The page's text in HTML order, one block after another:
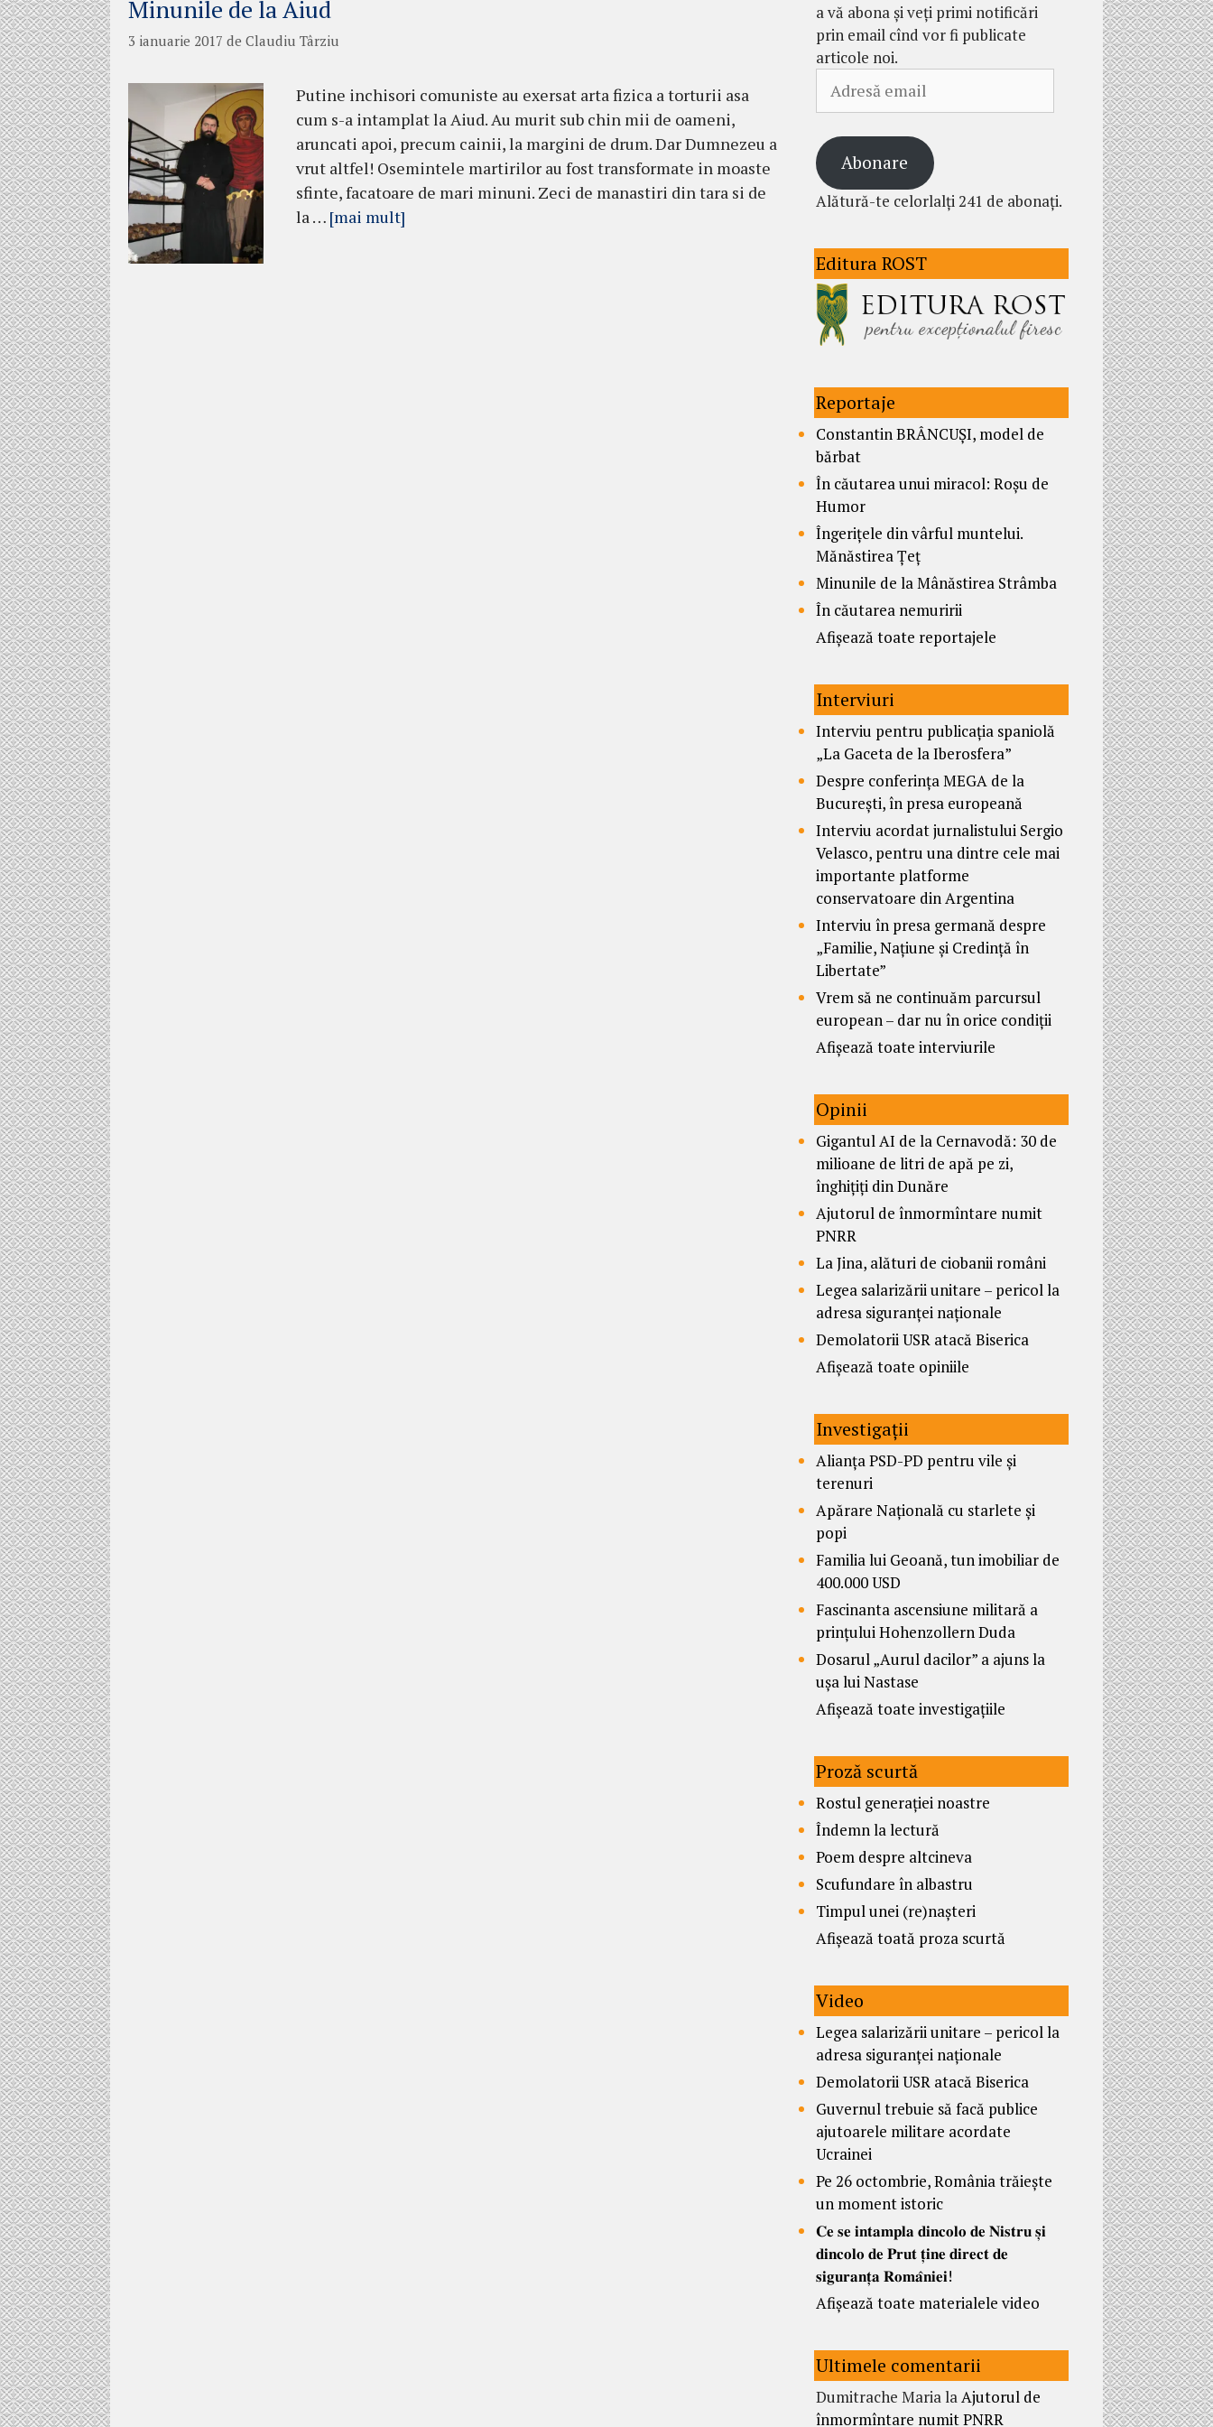
Minunile de la Aiud
3 ianuarie 2017 de Claudiu Târziu
Putine inchisori comuniste au exersat arta fizica a torturii asa
cum s-a intamplat la Aiud. Au murit sub chin mii de oameni,
aruncati apoi, precum cainii, la margini de drum. Dar Dumnezeu a
vrut altfel! Osemintele martirilor au fost transformate in moaste
sfinte, facatoare de mari minuni. Zeci de manastiri din tara si de
la … [mai mult]
a vă abona și veți primi notificări
prin email cînd vor fi publicate
articole noi.
email
Abonare
Alătură-te celorlalți 241 de abonați.
Editura ROST
Reportaje
Constantin BRÂNCUȘI, model de
bărbat
În căutarea unui miracol: Roșu de
Humor
Îngerițele din vârful muntelui.
Mănăstirea Țeț
Minunile de la Mânăstirea Strâmba
În căutarea nemuririi
Afișează toate reportajele
Interviuri
Interviu pentru publicația spaniolă
„La Gaceta de la Iberosfera”
Despre conferința MEGA de la
București, în presa europeană
Interviu acordat jurnalistului Sergio
Velasco, pentru una dintre cele mai
importante platforme
conservatoare din Argentina
Interviu în presa germană despre
„Familie, Națiune și Credință în
Libertate”
Vrem să ne continuăm parcursul
european – dar nu în orice condiții
Afișează toate interviurile
Opinii
Gigantul AI de la Cernavodă: 30 de
milioane de litri de apă pe zi,
înghițiți din Dunăre
Ajutorul de înmormîntare numit
PNRR
La Jina, alături de ciobanii români
Legea salarizării unitare – pericol la
adresa siguranței naționale
Demolatorii USR atacă Biserica
Afișează toate opiniile
Investigații
Alianța PSD-PD pentru vile și
terenuri
Apărare Națională cu starlete și
popi
Familia lui Geoană, tun imobiliar de
400.000 USD
Fascinanta ascensiune militară a
prințului Hohenzollern Duda
Dosarul „Aurul dacilor” a ajuns la
ușa lui Nastase
Afișează toate investigațiile
Proză scurtă
Rostul generației noastre
Îndemn la lectură
Poem despre altcineva
Scufundare în albastru
Timpul unei (re)nașteri
Afișează toată proza scurtă
Video
Legea salarizării unitare – pericol la
adresa siguranței naționale
Demolatorii USR atacă Biserica
Guvernul trebuie să facă publice
ajutoarele militare acordate
Ucrainei
Pe 26 octombrie, România trăiește
un moment istoric
𝐂𝐞 𝐬𝐞 𝐢𝐧𝐭𝐚𝐦𝐩𝐥𝐚 𝐝𝐢𝐧𝐜𝐨𝐥𝐨 𝐝𝐞 𝐍𝐢𝐬𝐭𝐫𝐮 𝐬̦𝐢
𝐝𝐢𝐧𝐜𝐨𝐥𝐨 𝐝𝐞 𝐏𝐫𝐮𝐭 𝐭̦𝐢𝐧𝐞 𝐝𝐢𝐫𝐞𝐜𝐭 𝐝𝐞
𝐬𝐢𝐠𝐮𝐫𝐚𝐧𝐭̦𝐚 𝐑𝐨𝐦𝐚̂𝐧𝐢𝐞𝐢!
Afișează toate materialele video
Ultimele comentarii
Dumitrache MarialaAjutorul de
înmormîntare numit PNRR